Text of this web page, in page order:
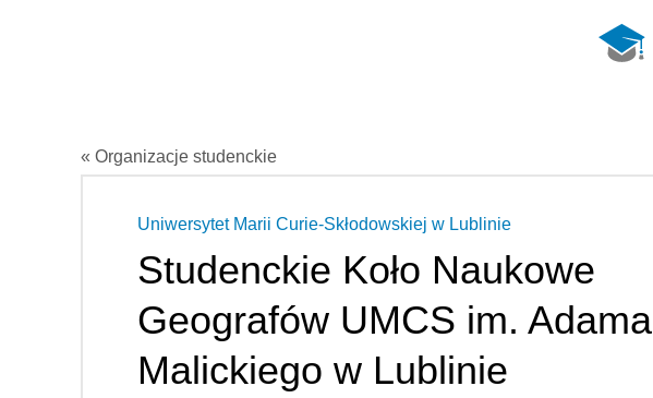
« Organizacje studenckie
Uniwersytet Marii Curie-Skłodowskiej w Lublinie
Studenckie Koło Naukowe
Geografów UMCS im. Adama
Malickiego w Lublinie